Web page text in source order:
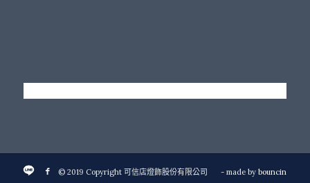
© 2019 Copyright 可信店燈飾股份有限公司 - made bybouncin